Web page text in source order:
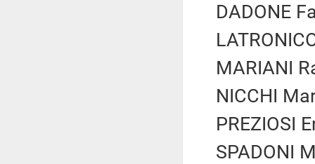
DADONE
MARIANI
NICCHI
PREZIOSI
SPADONI